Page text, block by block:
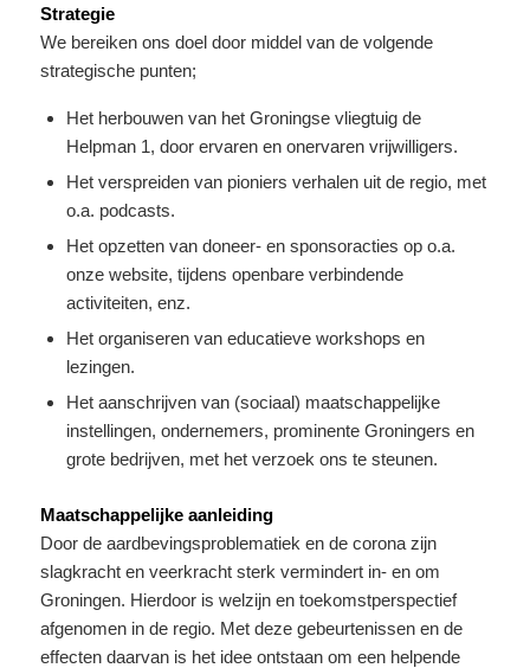
Strategie
We bereiken ons doel door middel van de volgende
strategische punten;
Het herbouwen van het Groningse vliegtuig de
Helpman 1, door ervaren en onervaren vrijwilligers.
Het verspreiden van pioniers verhalen uit de regio, met
o.a. podcasts.
Het opzetten van doneer- en sponsoracties op o.a.
onze website, tijdens openbare verbindende
activiteiten, enz.
Het organiseren van educatieve workshops en
lezingen.
Het aanschrijven van (sociaal) maatschappelijke
instellingen, ondernemers, prominente Groningers en
grote bedrijven, met het verzoek ons te steunen.
Maatschappelijke aanleiding
Door de aardbevingsproblematiek en de corona zijn
slagkracht en veerkracht sterk vermindert in- en om
Groningen. Hierdoor is welzijn en toekomstperspectief
afgenomen in de regio. Met deze gebeurtenissen en de
effecten daarvan is het idee ontstaan om een helpende